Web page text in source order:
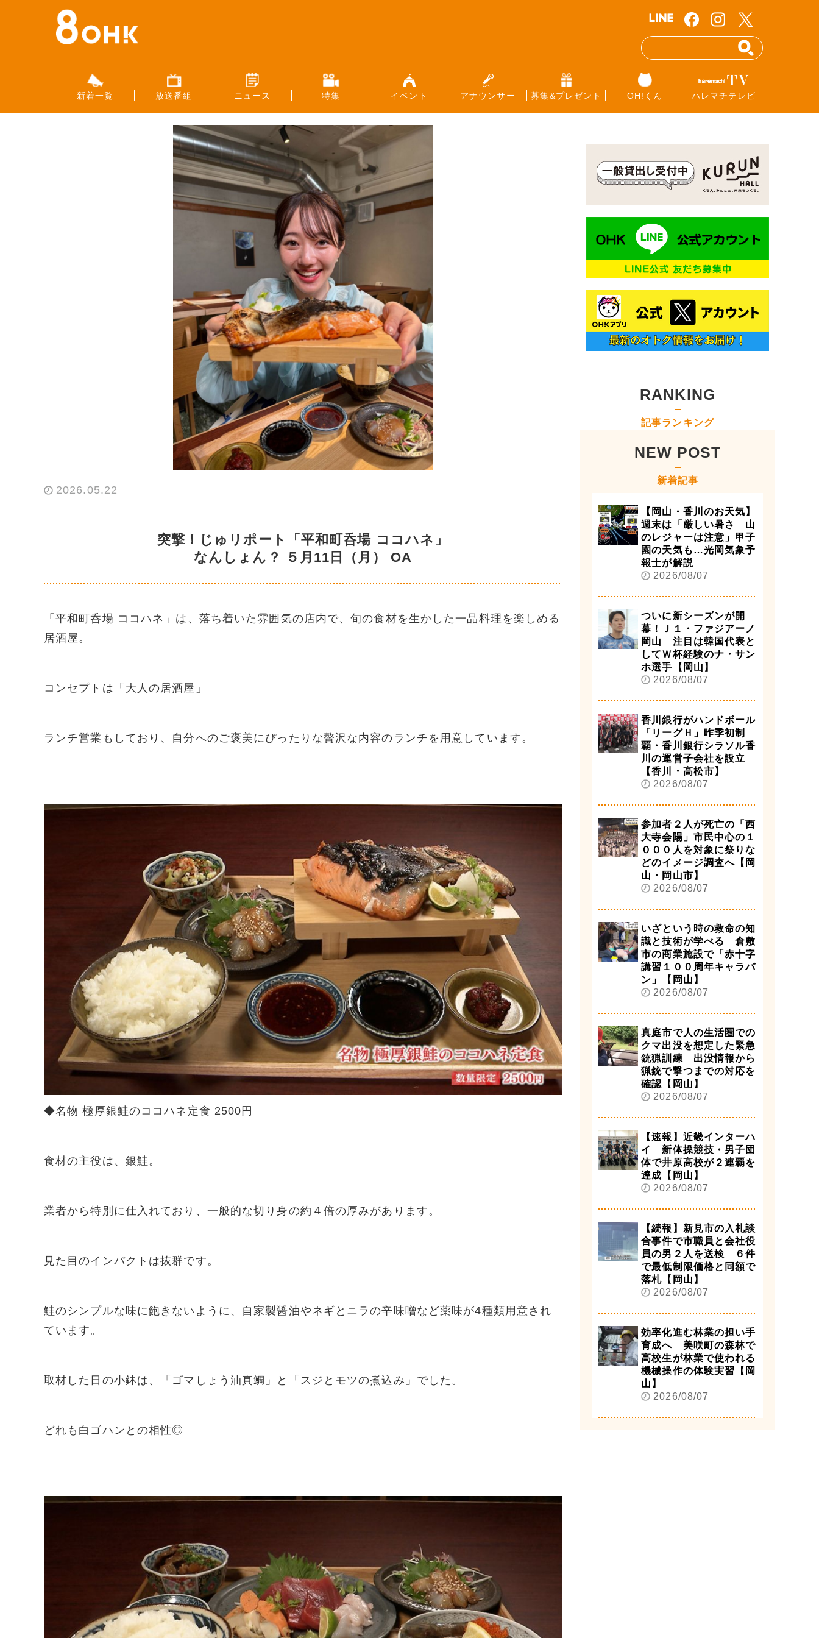
新着一覧 放送番組 ニュース 特集 イベント アナウンサー 募集&プレゼント OH!くん ハレマチテレビ
2026.05.22
突撃！じゅリポート「平和町呑場 ココハネ」
なんしょん？ ５月11日（月） OA
「平和町呑場 ココハネ」は、落ち着いた雰囲気の店内で、旬の食材を生かした一品料理を楽しめる
居酒屋。
コンセプトは「大人の居酒屋」
ランチ営業もしており、自分へのご褒美にぴったりな贅沢な内容のランチを用意しています。
◆名物 極厚銀鮭のココハネ定食 2500円
食材の主役は、銀鮭。
業者から特別に仕入れており、一般的な切り身の約４倍の厚みがあります。
見た目のインパクトは抜群です。
鮭のシンプルな味に飽きないように、自家製醤油やネギとニラの辛味噌など薬味が4種類用意され
ています。
取材した日の小鉢は、「ゴマしょう油真鯛」と「スジとモツの煮込み」でした。
どれも白ゴハンとの相性◎
RANKING
記事ランキング
NEW POST
新着記事
【岡山・香川のお天気】
週末は「厳しい暑さ 山
のレジャーは注意」甲子
園の天気も…光岡気象予
報士が解説
2026/08/07
ついに新シーズンが開
幕！Ｊ１・ファジアーノ
岡山 注目は韓国代表と
してＷ杯経験のナ・サン
ホ選手【岡山】
2026/08/07
香川銀行がハンドボール
「リーグＨ」昨季初制
覇・香川銀行シラソル香
川の運営子会社を設立
【香川・高松市】
2026/08/07
参加者２人が死亡の「西
大寺会陽」市民中心の１
０００人を対象に祭りな
どのイメージ調査へ【岡
山・岡山市】
2026/08/07
いざという時の救命の知
識と技術が学べる 倉敷
市の商業施設で「赤十字
講習１００周年キャラバ
ン」【岡山】
2026/08/07
真庭市で人の生活圏での
クマ出没を想定した緊急
銃猟訓練 出没情報から
猟銃で撃つまでの対応を
確認【岡山】
2026/08/07
【速報】近畿インターハ
イ 新体操競技・男子団
体で井原高校が２連覇を
達成【岡山】
2026/08/07
【続報】新見市の入札談
合事件で市職員と会社役
員の男２人を送検 ６件
で最低制限価格と同額で
落札【岡山】
2026/08/07
効率化進む林業の担い手
育成へ 美咲町の森林で
高校生が林業で使われる
機械操作の体験実習【岡
山】
2026/08/07